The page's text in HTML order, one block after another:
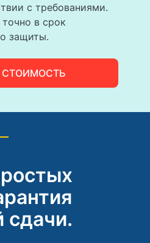
с требованиями.
в срок
защиты.
СТОИМОСТЬ
сдачи.